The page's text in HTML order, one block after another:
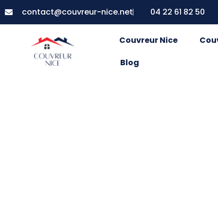
contact@couvreur-nice.net 04 22 61 82 50
Couvreur Nice
Blog